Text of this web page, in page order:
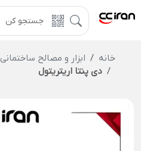
خانه ابزار و مصالح ساختمانی
دی پنتا اریتریتول